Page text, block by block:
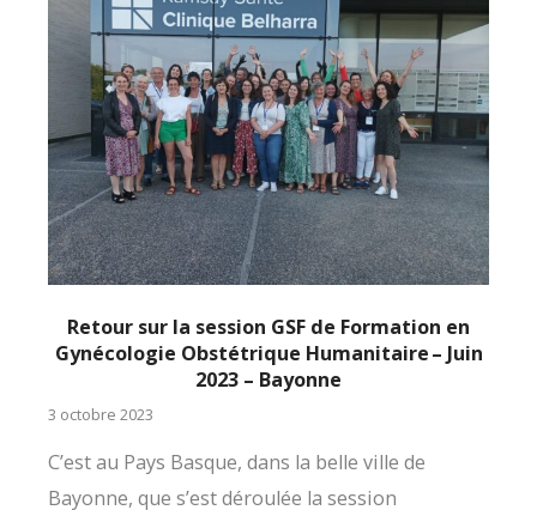
Retour sur la session GSF de Formation en
Gynécologie Obstétrique Humanitaire – Juin
2023 – Bayonne
3 octobre 2023
C’est au Pays Basque, dans la belle ville de
Bayonne, que s’est déroulée la session